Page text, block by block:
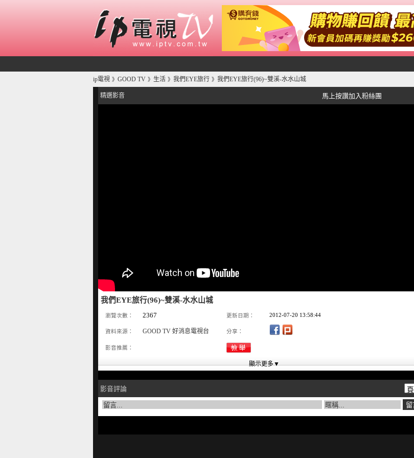
ip電視 》 GOOD TV 》 生活 》 我們EYE旅行 》 我們EYE旅行(96)~雙溪-水水山城
精選影音 馬上按讚加入粉絲團
我們EYE旅行(96)~雙溪-水水山城
瀏覽次數： 2367 更新日期： 2012-07-20 13:58:44
資料來源： GOOD TV 好消息電視台 分享：
影音推薦：
影音評論